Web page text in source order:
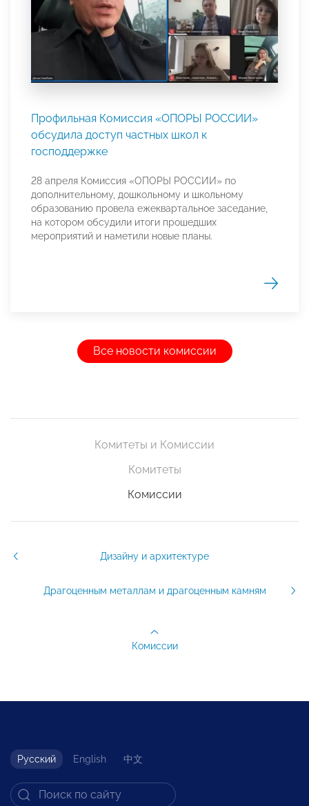
Профильная Комиссия «ОПОРЫ РОССИИ»
обсудила доступ частных школ к
господдержке
28 апреля Комиссия «ОПОРЫ РОССИИ» по
дополнительному, дошкольному и школьному
образованию провела ежеквартальное заседание,
на котором обсудили итоги прошедших
мероприятий и наметили новые планы.
Все новости комиссии
Комитеты и Комиссии
Комитеты
Комиссии
Дизайну и архитектуре
Драгоценным металлам и драгоценным камням
Комиссии
Русский English 中文